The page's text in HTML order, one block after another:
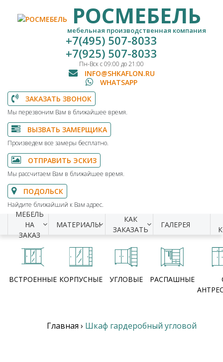
РОСМЕБЕЛЬ
мебельная производственная компания
+7(495) 507-8033
+7(925) 507-8033
Пн-Вск с 09:00 до 21:00
INFO@SHKAFLON.RU
WHATSAPP
ЗАКАЗАТЬ ЗВОНОК
Мы перезвоним Вам в ближайшее время.
ВЫЗВАТЬ ЗАМЕРЩИКА
Произведем все замеры бесплатно.
ОТПРАВИТЬ ЭСКИЗ
Мы рассчитаем Вам в ближайшее время.
ПОДОЛЬСК
Найдите ближайший к Вам адрес.
МЕБЕЛЬ
НА
ЗАКАЗ
МАТЕРИАЛЫ
КАК
ЗАКАЗАТЬ
ГАЛЕРЕЯ
ВСТРОЕННЫЕ КОРПУСНЫЕ УГЛОВЫЕ РАСПАШНЫЕ
Главная › Шкаф гардеробный угловой